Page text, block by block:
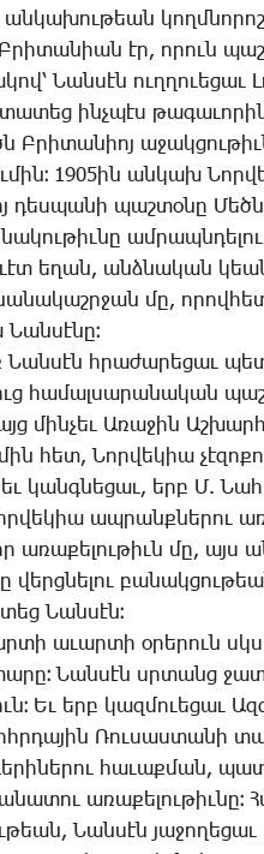
ան­կա­խու­թեան
էր, ո­րուն
­Նան­սէն ուղ­ղո­ւե­ցաւ
ինչ­պէս
Բ­րի­տա­նիոյ
1905ին ան­կախ
դես­պա­նի պաշ­տօ­նը ­Մեծն
ե­ղան, անձ­նա­կան
մը,
­Նան­սէն հրա­ժա­րե­ցաւ
հա­մալ­սա­րա­նա­կան
մին­չեւ Ա­ռա­ջին
հետ, ­Նոր­վե­կիա
կանգ­նե­ցաւ, երբ Մ.
ապ­րանք­նե­րու
ա­ռա­քե­լու­թիւն մը, այս
­Նան­սէն։
ա­ւար­տի օ­րե­րուն
­Նան­սէն սրտանց
Եւ երբ կազ­մո­ւե­ցաւ
­Ռու­սաս­տա­նի
հա­ւաք­ման,
ա­ռա­քե­լու­թիւ­նը։
­Նան­սէն յա­ջո­ղե­ցաւ